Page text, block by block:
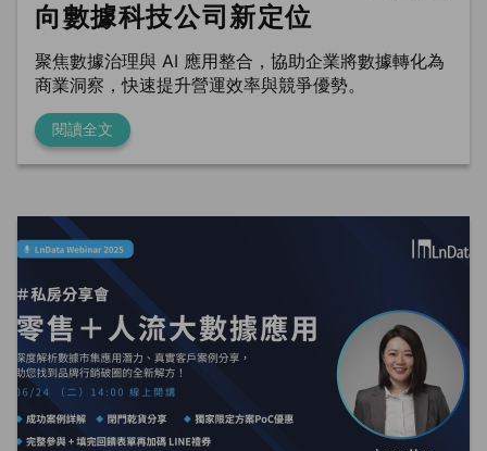
向數據科技公司新定位
聚焦數據治理與 AI 應用整合，協助企業將數據轉化為
商業洞察，快速提升營運效率與競爭優勢。
閱讀全文